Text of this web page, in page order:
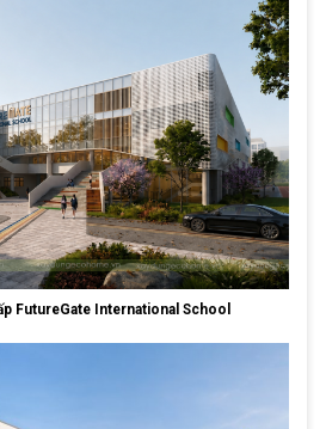
FutureGate International School